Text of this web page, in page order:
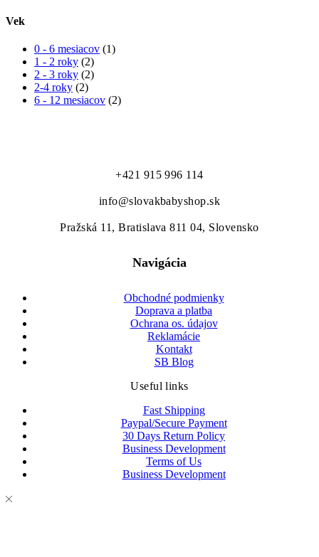
Vek
0 - 6 mesiacov (1)
1 - 2 roky (2)
2 - 3 roky (2)
2-4 roky (2)
6 - 12 mesiacov (2)
+421 915 996 114
info@slovakbabyshop.sk
Pražská 11, Bratislava 811 04, Slovensko
Navigácia
Obchodné podmienky
Doprava a platba
Ochrana os. údajov
Reklamácie
Kontakt
SB Blog
Useful links
Fast Shipping
Paypal/Secure Payment
30 Days Return Policy
Business Development
Terms of Us
Business Development